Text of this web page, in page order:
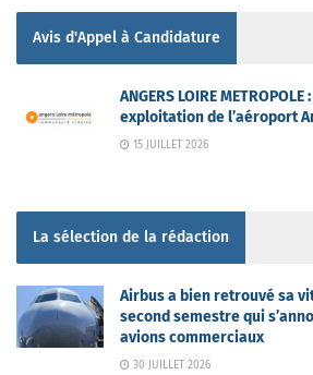
Avis d'Appel à Candidature
ANGERS LOIRE
exploitation de l’aéroport
15 JUILLET 2026
La sélection de la rédaction
Airbus a bien retrouvé sa
second semestre qui
avions commerciaux
30 JUILLET 2026